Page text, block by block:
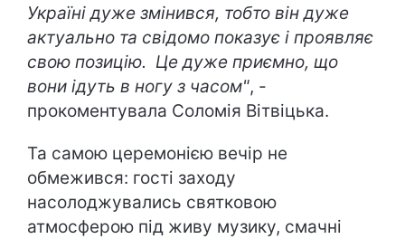
Україні дуже змінився, тобто він дуже
актуально та свідомо показує і проявляє
свою позицію. Це дуже приємно, що
вони ідуть в ногу з часом", -
прокоментувала Соломія Вітвіцька.
Та самою церемонією вечір не
обмежився: гості заходу
насолоджувались святковою
атмосферою під живу музику, смачні